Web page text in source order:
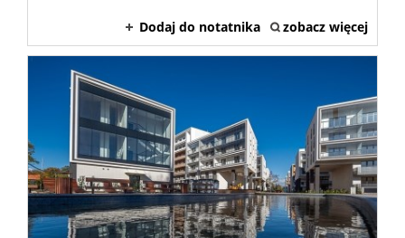
Dodaj do notatnika zobacz więcej